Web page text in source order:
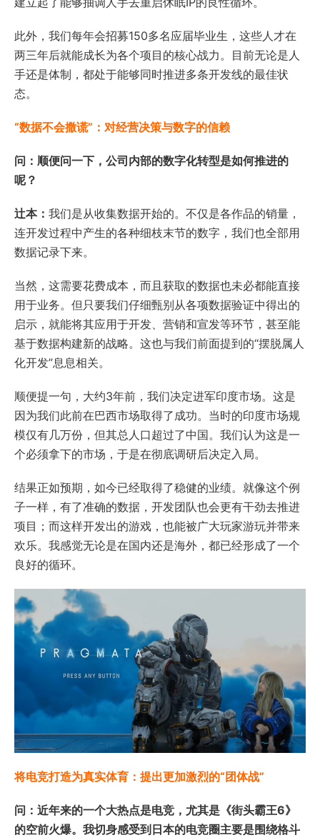
此外，我们每年会招募150多名应届毕业生，这些人才在
两三年后就能成长为各个项目的核心战力。目前无论是人
手还是体制，都处于能够同时推进多条开发线的最佳状
态。
“数据不会撒谎”：对经营决策与数字的信赖
问：顺便问一下，公司内部的数字化转型是如何推进的
呢？
辻本： 我们是从收集数据开始的。不仅是各作品的销量，
连开发过程中产生的各种细枝末节的数字，我们也全部用
数据记录下来。
当然，这需要花费成本，而且获取的数据也未必都能直接
用于业务。但只要我们仔细甄别从各项数据验证中得出的
启示，就能将其应用于开发、营销和宣发等环节，甚至能
基于数据构建新的战略。这也与我们前面提到的“摆脱属人
化开发”息息相关。
顺便提一句，大约3年前，我们决定进军印度市场。这是
因为我们此前在巴西市场取得了成功。当时的印度市场规
模仅有几万份，但其总人口超过了中国。我们认为这是一
个必须拿下的市场，于是在彻底调研后决定入局。
结果正如预期，如今已经取得了稳健的业绩。就像这个例
子一样，有了准确的数据，开发团队也会更有干劲去推进
项目；而这样开发出的游戏，也能被广大玩家游玩并带来
欢乐。我感觉无论是在国内还是海外，都已经形成了一个
良好的循环。
将电竞打造为真实体育：提出更加激烈的“团体战”
问：近年来的一个大热点是电竞，尤其是《街头霸王6》
的空前火爆。我切身感受到日本的电竞圈主要是围绕格斗